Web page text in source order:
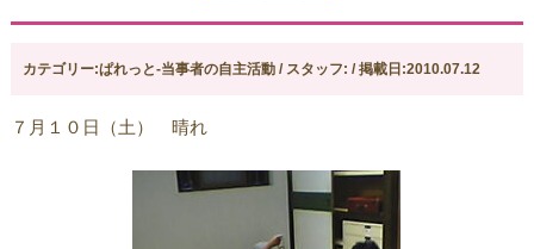
カテゴリー:ぱれっと-当事者の自主活動 / スタッフ: / 掲載日:2010.07.12
７月１０日（土） 晴れ